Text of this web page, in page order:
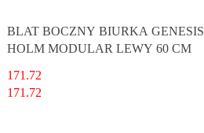
BLAT BOCZNY BIURKA GENESIS
HOLM MODULAR LEWY 60 CM
171.72
171.72